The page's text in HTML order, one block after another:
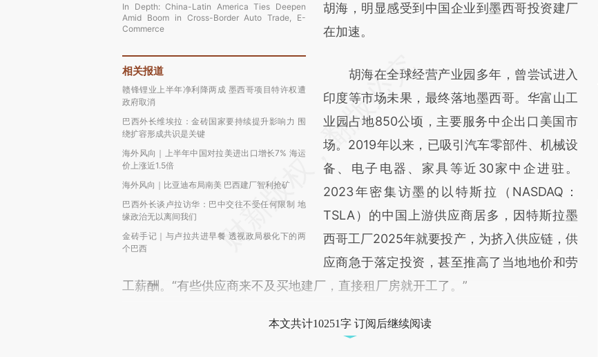
In Depth: China-Latin America Ties Deepen
Amid Boom in Cross-Border Auto Trade, E-
Commerce
相关报道
赣锋锂业上半年净利降两成 墨西哥项目特许权遭
政府取消
巴西外长维埃拉：金砖国家要持续提升影响力 围
绕扩容形成共识是关键
海外风向｜上半年中国对拉美进出口增长7% 海运
价上涨近1.5倍
海外风向｜比亚迪布局南美 巴西建厂智利抢矿
巴西外长谈卢拉访华：巴中交往不受任何限制 地
缘政治无以离间我们
金砖手记｜与卢拉共进早餐 透视政局极化下的两
个巴西
胡海，明显感受到中国企业到墨西哥投资建厂
在加速。
胡海在全球经营产业园多年，曾尝试进入
印度等市场未果，最终落地墨西哥。华富山工
业园占地850公顷，主要服务中企出口美国市
场。2019年以来，已吸引汽车零部件、机械设
备、电子电器、家具等近30家中企进驻。
2023年密集访墨的以特斯拉（NASDAQ：
TSLA）的中国上游供应商居多，因特斯拉墨
西哥工厂2025年就要投产，为挤入供应链，供
应商急于落定投资，甚至推高了当地地价和劳
工薪酬。“有些供应商来不及买地建厂，直接租厂房就开工了。”
本文共计10251字 订阅后继续阅读